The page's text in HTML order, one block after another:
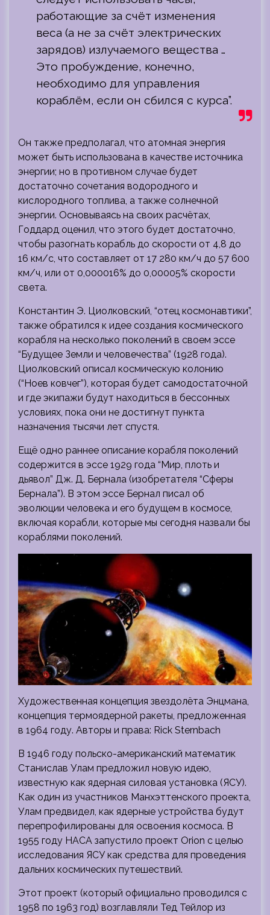
работающие за счёт изменения
веса (а не за счёт электрических
зарядов) излучаемого вещества …
Это пробуждение, конечно,
необходимо для управления
кораблём, если он сбился с курса”.
Он также предполагал, что атомная энергия
может быть использована в качестве источника
энергии; но в противном случае будет
достаточно сочетания водородного и
кислородного топлива, а также солнечной
энергии. Основываясь на своих расчётах,
Годдард оценил, что этого будет достаточно,
чтобы разогнать корабль до скорости от 4,8 до
16 км/с, что составляет от 17 280 км/ч до 57 600
км/ч, или от 0,000016% до 0,00005% скорости
света.
Константин Э. Циолковский, “отец космонавтики”,
также обратился к идее создания космического
корабля на несколько поколений в своем эссе
“Будущее Земли и человечества” (1928 года).
Циолковский описал космическую колонию
(“Ноев ковчег”), которая будет самодостаточной
и где экипажи будут находиться в бессонных
условиях, пока они не достигнут пункта
назначения тысячи лет спустя.
Ещё одно раннее описание корабля поколений
содержится в эссе 1929 года “Мир, плоть и
дьявол” Дж. Д. Бернала (изобретателя “Сферы
Бернала”). В этом эссе Бернал писал об
эволюции человека и его будущем в космосе,
включая корабли, которые мы сегодня назвали бы
кораблями поколений.
Художественная концепция звездолёта Энцмана,
концепция термоядерной ракеты, предложенная
в 1964 году. Авторы и права: Rick Sternbach
В 1946 году польско-американский математик
Станислав Улам предложил новую идею,
известную как ядерная силовая установка (ЯСУ).
Как один из участников Манхэттенского проекта,
Улам предвидел, как ядерные устройства будут
перепрофилированы для освоения космоса. В
1955 году НАСА запустило проект Orion с целью
исследования ЯСУ как средства для проведения
дальних космических путешествий.
Этот проект (который официально проводился с
1958 по 1963 год) возглавляли Тед Тейлор из